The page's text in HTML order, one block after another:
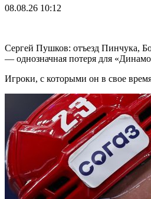
08.08.26 10:12
Сергей Пушков: отъезд Пинчука,
— однозначная потеря для
Игроки, с которыми он в свое